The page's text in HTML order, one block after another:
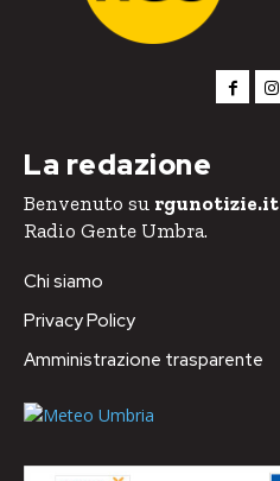
La redazione
Benvenuto su rgunotizie.it
Radio Gente Umbra.
Chi siamo
Privacy Policy
Amministrazione trasparente